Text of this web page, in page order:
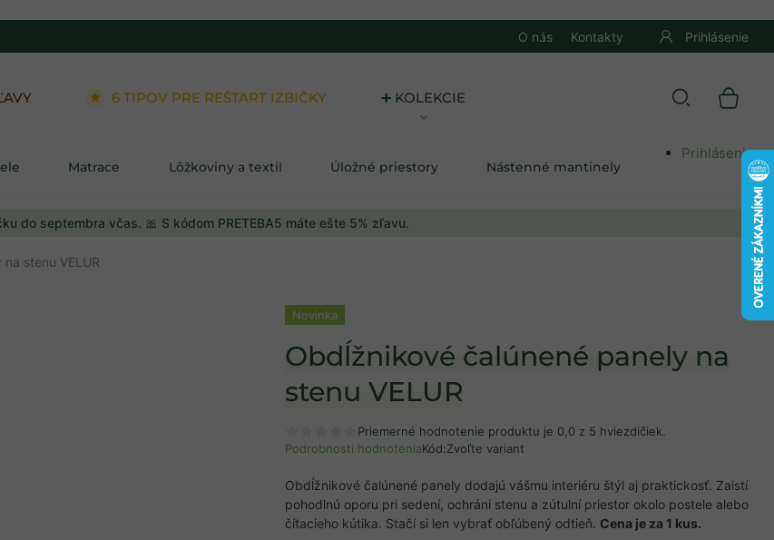
do septembra včas. 🎀 S kódom PRETEBA5 máte ešte 5% zľavu.
O nás Kontakty Prihlásenie
6 TIPOV PRE REŠTART IZBIČKY ➕ KOLEKCIE
Matrace Lôžkoviny a textil Úložné priestory Nástenné mantinely
Prihlásenie
stenu VELUR
Novinka
Obdĺžnikové čalúnené panely na
stenu VELUR
Priemerné hodnotenie produktu je 0,0 z 5 hviezdičiek.
Podrobnosti hodnoteniaKód:Zvoľte variant
Obdĺžnikové čalúnené panely dodajú vášmu interiéru štýl aj praktickosť. Zaistí
pohodlnú oporu pri sedení, ochráni stenu a zútulní priestor okolo postele alebo
čítacieho kútika. Stačí si len vybrať obľúbený odtieň. Cena je za 1 kus.